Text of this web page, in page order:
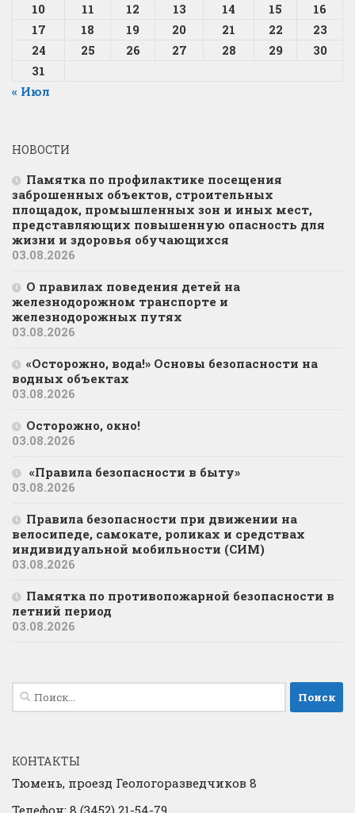
10
11 12 13 14 15
16
17
18 19 20 21 22
23
24
25 26 27 28 29
30
31
« Июл
НОВОСТИ
Памятка по профилактике посещения
заброшенных объектов, строительных
площадок, промышленных зон и иных мест,
представляющих повышенную опасность для
жизни и здоровья обучающихся
03.08.2026
О правилах поведения детей на
железнодорожном транспорте и
железнодорожных путях
03.08.2026
«Осторожно, вода!» Основы безопасности на
водных объектах
03.08.2026
Осторожно, окно!
03.08.2026
«Правила безопасности в быту»
03.08.2026
Правила безопасности при движении на
велосипеде, самокате, роликах и средствах
индивидуальной мобильности (СИМ)
03.08.2026
Памятка по противопожарной безопасности в
летний период
03.08.2026
Найти:
КОНТАКТЫ
Тюмень, проезд Геологоразведчиков 8